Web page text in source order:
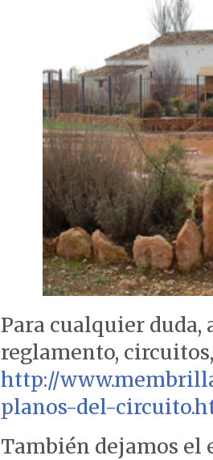
Para cualquier duda,
reglamento,
http://
planos-del-
También dejamos el